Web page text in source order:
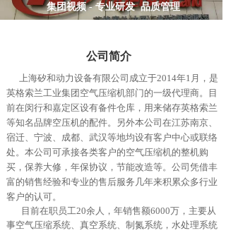
集团视频 - 专业研发 品质管理
公司简介
上海矽和动力设备有限公司成立于2014年1月，是
英格索兰工业集团空气压缩机部门的一级代理商。目
前在闵行和嘉定区设有备件仓库，用来储存英格索兰
等知名品牌空压机的配件。另外本公司在江苏南京、
宿迁、宁波、成都、武汉等地均设有客户中心或联络
处。本公司可承接各类客户的空气压缩机的整机购
买，保养大修，年保协议，节能改造等。公司凭借丰
富的销售经验和专业的售后服务几年来积累众多行业
客户的认可。
目前在职员工20余人，年销售额6000万，主要从
事空气压缩系统、真空系统、制氮系统，水处理系统